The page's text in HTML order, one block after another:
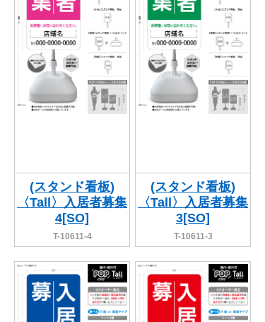
(スタンド看板)
〈Tall〉入居者募集
4[SO]
T-10611-4
(スタンド看板)
〈Tall〉入居者募集
3[SO]
T-10611-3